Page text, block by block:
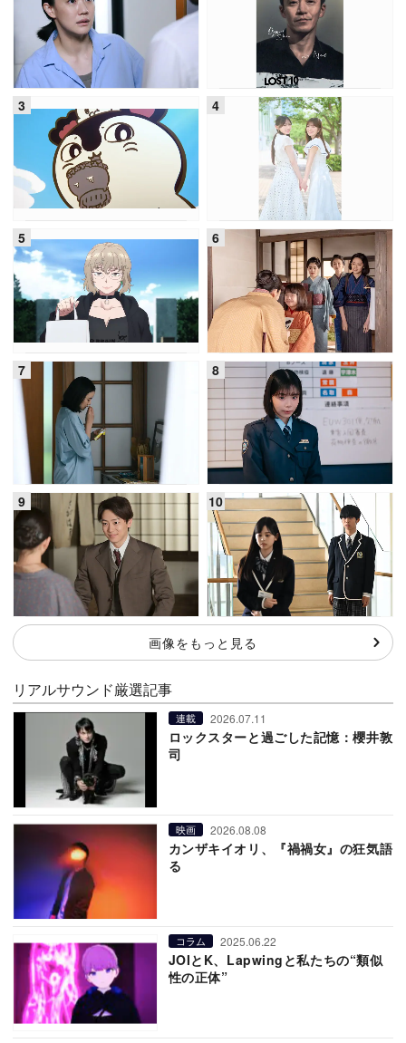
画像をもっと見る
リアルサウンド厳選記事
連載 2026.07.11
ロックスターと過ごした記憶：櫻井敦
司
映画 2026.08.08
カンザキイオリ、『禍禍女』の狂気語
る
コラム 2025.06.22
JOIとK、Lapwingと私たちの“類似
性の正体”